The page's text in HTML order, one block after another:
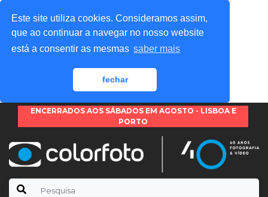
Este site utiliza cookies. Consideramos assim,
que ao continuar a navegar no nosso website
está a consentir as mesmas saber mais
fechar
ENCERRADOS AOS SÁBADOS EM AGOSTO - LISBOA E
PORTO